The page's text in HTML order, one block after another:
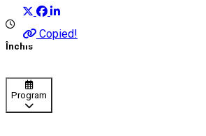
Copied!
Închis
Program